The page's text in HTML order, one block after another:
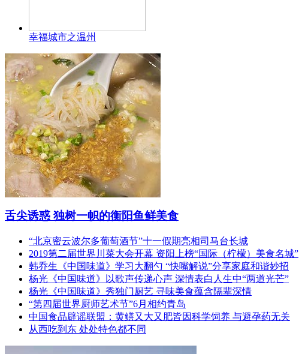
幸福城市之温州
舌尖诱惑 独树一帜的衡阳鱼鲜美食
“北京密云波尔多葡萄酒节”十一假期亮相司马台长城
2019第二届世界川菜大会开幕 资阳上榜“国际（柠檬）美食名城”
韩乔生《中国味道》学习大翻勺 “快嘴解说”分享家庭和谐妙招
杨光《中国味道》以歌声传递心声 深情表白人生中“两道光芒”
杨光《中国味道》秀独门厨艺 寻味美食蕴含隔辈深情
“第四届世界厨师艺术节”6月相约青岛
中国食品辟谣联盟：黄鳝又大又肥皆因科学饲养 与避孕药无关
从西吃到东 处处特色都不同